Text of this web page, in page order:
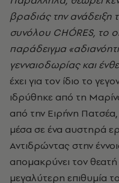
βραδιάς την ανάδειξη
συνόλου CHÓRES, το
παράδειγμα
γενναιοδωρίας και
έχει για τον ίδιο το
ιδρύθηκε από τη
από την Ειρήνη
μέσα σε ένα αυστηρά
Αντιδρώντας στην
απομακρύνει τον
μεγαλύτερη επιθυμία